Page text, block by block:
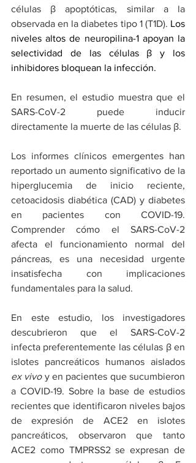
células β apoptóticas, similar a la
observada en la diabetes tipo 1 (T1D). Los
niveles altos de neuropilina-1 apoyan la
selectividad de las células β y los
inhibidores bloquean la infección.
En resumen, el estudio muestra que el
SARS-CoV-2 puede inducir
directamente la muerte de las células β.
Los informes clínicos emergentes han
reportado un aumento significativo de la
hiperglucemia de inicio reciente,
cetoacidosis diabética (CAD) y diabetes
en pacientes con COVID-19.
Comprender cómo el SARS-CoV-2
afecta el funcionamiento normal del
páncreas, es una necesidad urgente
insatisfecha con implicaciones
fundamentales para la salud.
En este estudio, los investigadores
descubrieron que el SARS-CoV-2
infecta preferentemente las células β en
ex vivo y en pacientes que sucumbieron
a COVID-19. Sobre la base de estudios
recientes que identificaron niveles bajos
de expresión de ACE2 en islotes
pancreáticos, observaron que tanto
ACE2 como TMPRSS2 se expresan de